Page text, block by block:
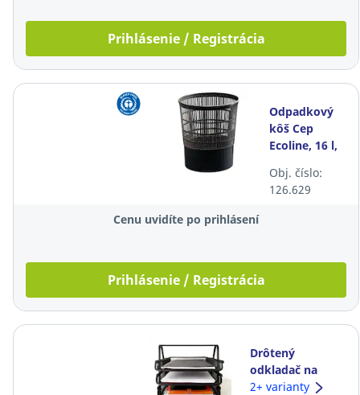
Prihlásenie / Registrácia
Odpadkový
kôš Cep
Ecoline, 16 l,
Obj. číslo:
126.629
Cenu uvidíte po prihlásení
Prihlásenie / Registrácia
Drôtený
odkladač na
dokumenty
2+ varianty